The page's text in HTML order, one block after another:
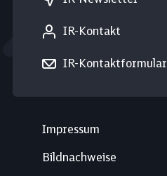
IR-Kontakt
IR-Kontaktformular
Impressum
Bildnachweise